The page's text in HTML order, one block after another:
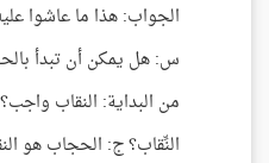
الجواب: هذا ما عاشوا
س: هل يمكن أن تبدأ
من البداية: النقاب
النِّقاب؟ ج: الحجاب هو